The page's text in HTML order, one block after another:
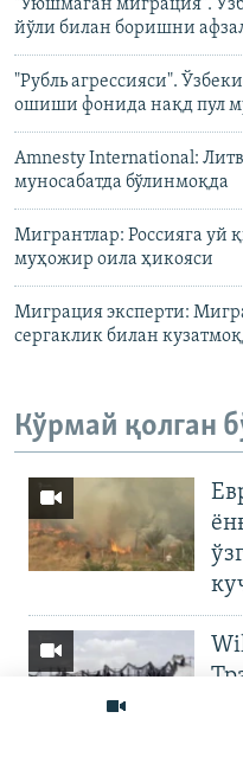
"Уюшмаган миграция".
йўли билан боришни
"Рубль агрессияси".
ошиши фонида нақд пул
Amnesty International:
муносабатда бўлинмоқда
Мигрантлар: Россияга уй
муҳожир оила ҳикояси
Миграция эксперти:
сергаклик билан
Кўрмай қолган